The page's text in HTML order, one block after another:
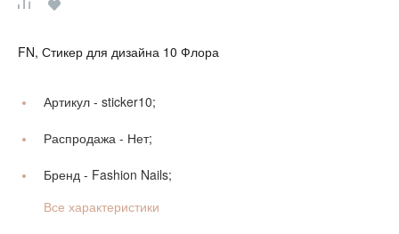
FN, Стикер для дизайна 10 Флора
Артикул - sticker10;
Распродажа - Нет;
Бренд - Fashion Nails;
Все характеристики